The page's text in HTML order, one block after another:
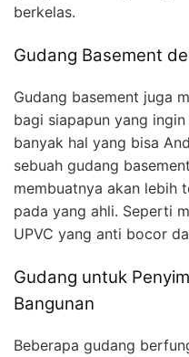
berkelas.
Gudang Basement
Gudang basement juga
bagi siapapun yang
banyak hal yang bisa
sebuah gudang
membuatnya akan lebih
pada yang ahli. Seperti
UPVC yang anti bocor
Gudang untuk
Bangunan
Beberapa gudang